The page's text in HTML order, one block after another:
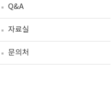
Q&A
자료실
문의처